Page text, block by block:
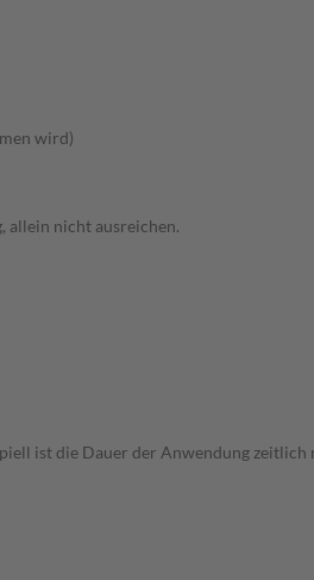
wird)
allein nicht ausreichen.
ist die Dauer der Anwendung zeitlich